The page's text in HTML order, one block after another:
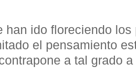
han ido floreciendo
el pensamiento
a tal grado